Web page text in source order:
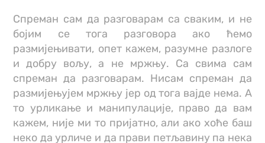
Спреман сам да разговарам са сваким, и не
бојим се тога разговора ако ћемо
размијењивати, опет кажем, разумне разлоге
и добру вољу, а не мржњу. Са свима сам
спреман да разговарам. Нисам спреман да
размијењујем мржњу јер од тога вајде нема. А
то урликање и манипулације, право да вам
кажем, није ми то пријатно, али ако хоће баш
неко да урличе и да прави петљавину па нека